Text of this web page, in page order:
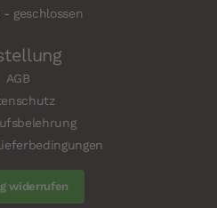
- geschlossen
AGB
widerrufen